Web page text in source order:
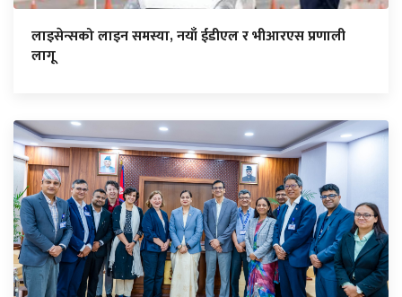
लाइसेन्सको लाइन समस्या, नयाँ ईडीएल र भीआरएस प्रणाली
लागू